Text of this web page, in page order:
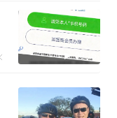
00:15